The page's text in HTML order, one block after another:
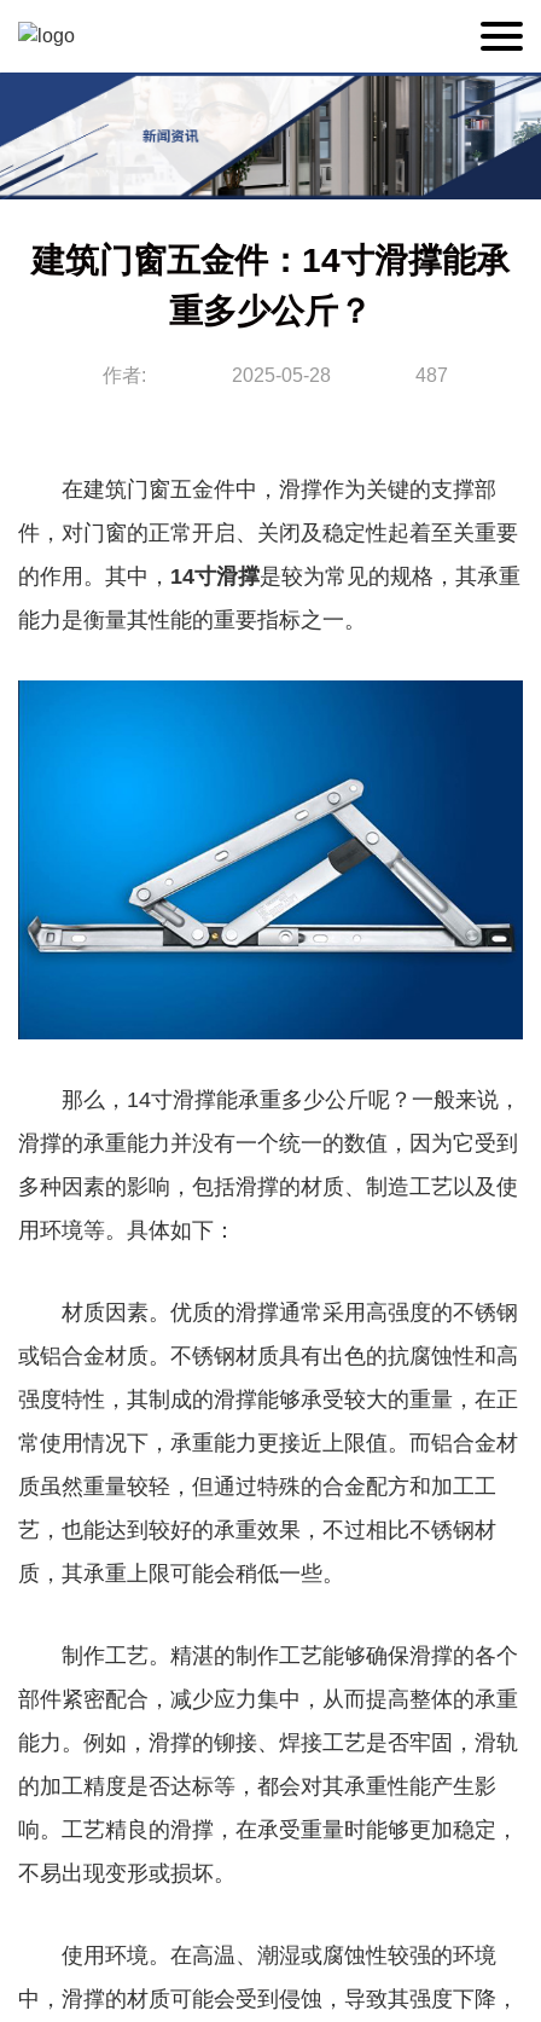
建筑门窗五金件：14寸滑撑能承
重多少公斤？
作者: 2025-05-28 487
在建筑门窗五金件中，滑撑作为关键的支撑部
件，对门窗的正常开启、关闭及稳定性起着至关重要
的作用。其中， 14寸滑撑是较为常见的规格，其承重
能力是衡量其性能的重要指标之一。
那么，14寸滑撑能承重多少公斤呢？一般来说，
滑撑的承重能力并没有一个统一的数值，因为它受到
多种因素的影响，包括滑撑的材质、制造工艺以及使
用环境等。具体如下：
材质因素。优质的滑撑通常采用高强度的不锈钢
或铝合金材质。不锈钢材质具有出色的抗腐蚀性和高
强度特性，其制成的滑撑能够承受较大的重量，在正
常使用情况下，承重能力更接近上限值。而铝合金材
质虽然重量较轻，但通过特殊的合金配方和加工工
艺，也能达到较好的承重效果，不过相比不锈钢材
质，其承重上限可能会稍低一些。
制作工艺。精湛的制作工艺能够确保滑撑的各个
部件紧密配合，减少应力集中，从而提高整体的承重
能力。例如，滑撑的铆接、焊接工艺是否牢固，滑轨
的加工精度是否达标等，都会对其承重性能产生影
响。工艺精良的滑撑，在承受重量时能够更加稳定，
不易出现变形或损坏。
使用环境。在高温、潮湿或腐蚀性较强的环境
中，滑撑的材质可能会受到侵蚀，导致其强度下降，